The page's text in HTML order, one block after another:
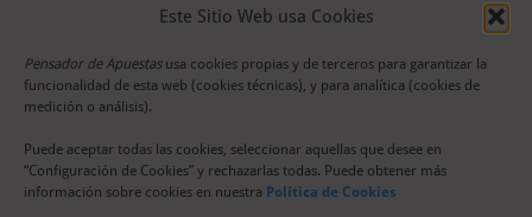
Este Sitio Web usa Cookies
Pensador de Apuestas usa cookies propias y de terceros para garantizar la
funcionalidad de esta web (cookies técnicas), y para analítica (cookies de
medición o análisis).
Puede aceptar todas las cookies, seleccionar aquellas que desee en
“Configuración de Cookies” y rechazarlas todas. Puede obtener más
información sobre cookies en nuestra Política de Cookies